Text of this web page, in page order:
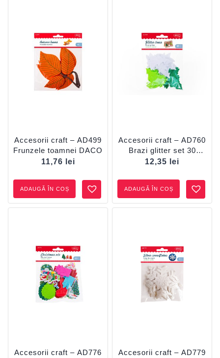
Accesorii craft – AD499
Frunzele toamnei DACO
11,76
lei
ADAUGĂ ÎN COȘ
Accesorii craft – AD760
Brazi glitter set 30
DACO
12,35 lei
ADAUGĂ ÎN COȘ
Accesorii craft – AD776 Accesorii craft – AD779